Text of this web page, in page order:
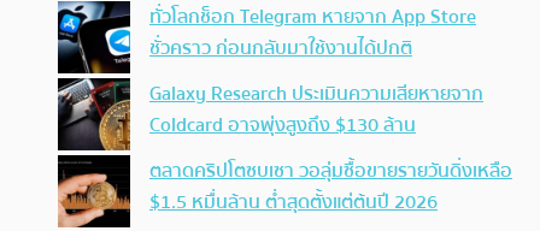
ทั่วโลกช็อก Telegram หายจาก App Store
ชั่วคราว ก่อนกลับมาใช้งานได้ปกติ
Galaxy Research ประเมินความเสียหายจาก
Coldcard อาจพุ่งสูงถึง $130 ล้าน
ตลาดคริปโตซบเซา วอลุ่มซื้อขายรายวันดิ่งเหลือ
$1.5 หมื่นล้าน ต่ำสุดตั้งแต่ต้นปี 2026